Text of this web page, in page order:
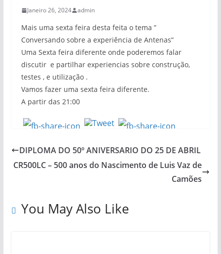
Janeiro 26, 2024 admin
Mais uma sexta feira desta feita o tema ”
Conversando sobre a experiência de Antenas”
Uma Sexta feira diferente onde poderemos falar
discutir e partilhar experiencias sobre construção,
testes , e utilização .
Vamos fazer uma sexta feira diferente.
A partir das 21:00
DIPLOMA DO 50º ANIVERSARIO DO 25 DE ABRIL
CR500LC – 500 anos do Nascimento de Luis Vaz de
Camões
You May Also Like